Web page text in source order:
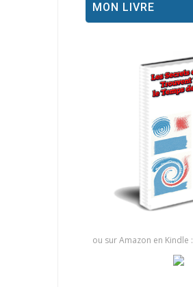
MON LIVRE
ou sur Amazon en Kindle :